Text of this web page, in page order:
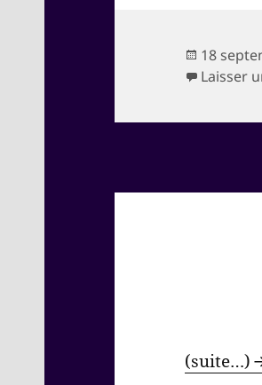
Publié
le
18
Laisser
(suite…)